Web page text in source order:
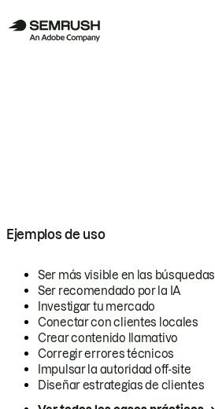
Ejemplos de uso
Ser más visible en las búsquedas
Ser recomendado por la IA
Investigar tu mercado
Conectar con clientes locales
Crear contenido llamativo
Corregir errores técnicos
Impulsar la autoridad off-site
Diseñar estrategias de clientes